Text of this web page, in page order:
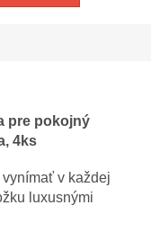
pre pokojný
4ks
v každej
luxusnými